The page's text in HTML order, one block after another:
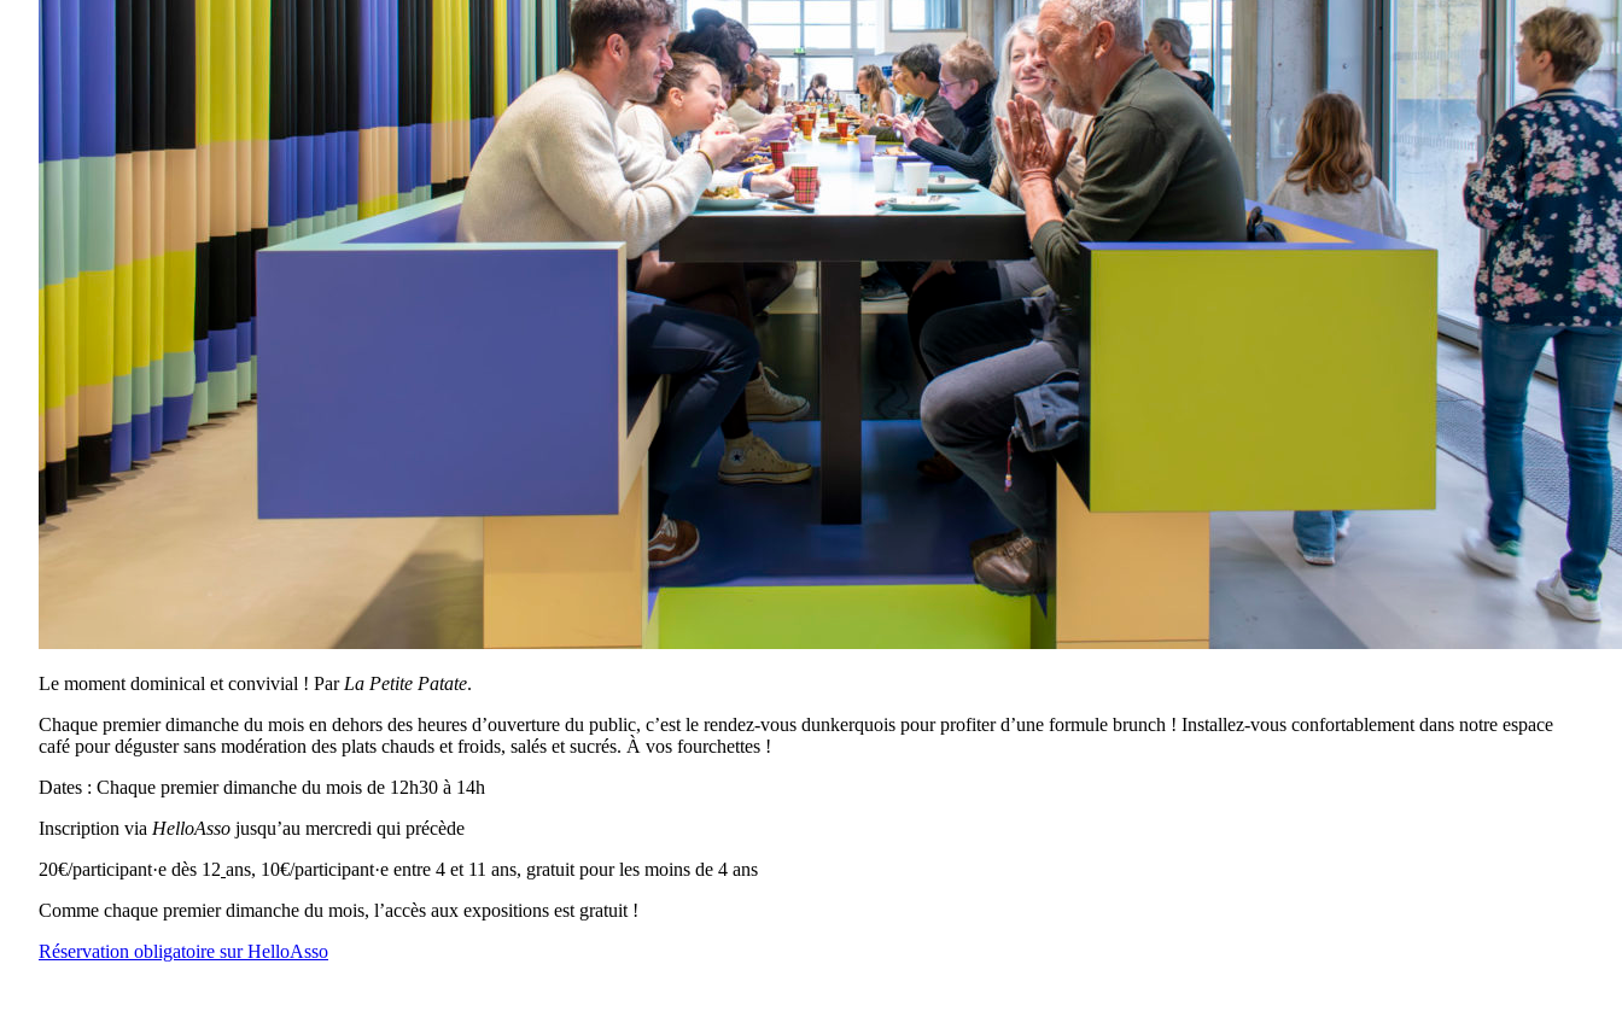
Le moment dominical et convivial ! Par La Petite Patate.
Chaque premier dimanche du mois en dehors des heures d’ouverture du public, c’est le rendez-vous dunkerquois pour profiter d’une formule brunch ! Installez-vous confortablement dans notre espace
café pour déguster sans modération des plats chauds et froids, salés et sucrés. À vos fourchettes !
Dates : Chaque premier dimanche du mois de 12h30 à 14h
Inscription via HelloAsso jusqu’au mercredi qui précède
20€/participant·e dès 12 ans, 10€/participant·e entre 4 et 11 ans, gratuit pour les moins de 4 ans
Comme chaque premier dimanche du mois, l’accès aux expositions est gratuit !
Réservation obligatoire sur HelloAsso